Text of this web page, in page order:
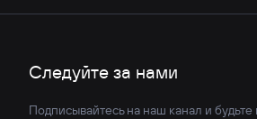
Следуйте за нами
Подписывайтесь на наш канал и будьте